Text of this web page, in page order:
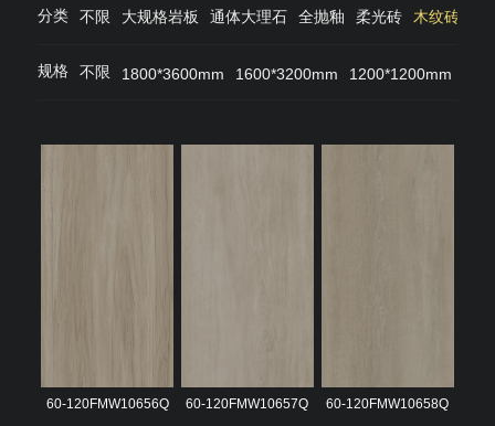
分类 不限 大规格岩板 通体大理石 全抛釉 柔光砖 木纹砖
规格 不限 1800*3600mm 1600*3200mm 1200*1200mm
60-120FMW10656Q 60-120FMW10657Q 60-120FMW10658Q